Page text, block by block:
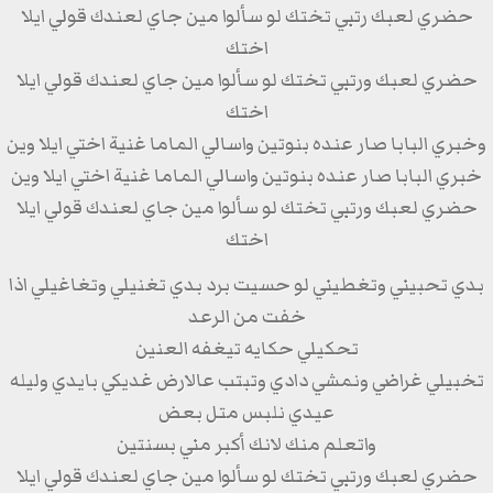
حضري لعبك رتبي تختك لو سألوا مين جاي لعندك قولي ايلا
اختك
حضري لعبك ورتبي تختك لو سألوا مين جاي لعندك قولي ايلا
اختك
وخبري البابا صار عنده بنوتين واسالي الماما غنية اختي ايلا وين
خبري البابا صار عنده بنوتين واسالي الماما غنية اختي ايلا وين
حضري لعبك ورتبي تختك لو سألوا مين جاي لعندك قولي ايلا
اختك
بدي تحبيني وتغطيني لو حسيت برد بدي تغنيلي وتغاغيلي اذا
خفت من الرعد
تحكيلي حكايه تيغفه العنين
تخبيلي غراضي ونمشي دادي وتبتب عالارض غديكي بايدي وليله
عيدي نلبس متل بعض
واتعلم منك لانك أكبر مني بسنتين
حضري لعبك ورتبي تختك لو سألوا مين جاي لعندك قولي ايلا